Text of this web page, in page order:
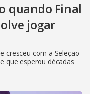
quando Final
jogar
cresceu com a Seleção
que esperou décadas